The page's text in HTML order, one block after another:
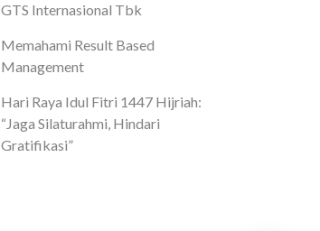
GTS Internasional Tbk
Memahami Result Based
Management
Hari Raya Idul Fitri 1447 Hijriah:
“Jaga Silaturahmi, Hindari
Gratifikasi”